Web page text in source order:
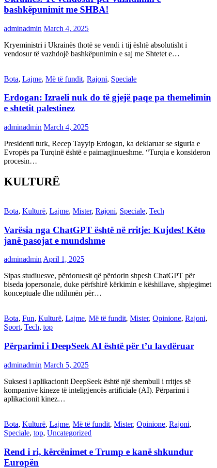
bashkëpunimit me SHBA!
adminadmin March 4, 2025
Kryeministri i Ukrainës thotë se vendi i tij është absolutisht i
vendosur të vazhdojë bashkëpunimin e saj me Shtetet e…
Bota, Lajme, Më të fundit, Rajoni, Speciale
Erdogan: Izraeli nuk do të gjejë paqe pa themelimin
e shtetit palestinez
adminadmin March 4, 2025
Presidenti turk, Recep Tayyip Erdogan, ka deklaruar se siguria e
Evropës pa Turqinë është e paimagjinueshme. “Turqia e konsideron
procesin…
KULTURË
Bota, Kulturë, Lajme, Mister, Rajoni, Speciale, Tech
Varësia nga ChatGPT është në rritje: Kujdes! Këto
janë pasojat e mundshme
adminadmin April 1, 2025
Sipas studiuesve, përdoruesit që përdorin shpesh ChatGPT për
biseda jopersonale, duke përfshirë kërkimin e këshillave, shpjegimet
konceptuale dhe ndihmën për…
Bota, Fun, Kulturë, Lajme, Më të fundit, Mister, Opinione, Rajoni,
Sport, Tech, top
Përparimi i DeepSeek AI është për t’u lavdëruar
adminadmin March 5, 2025
Suksesi i aplikacionit DeepSeek është një shembull i rritjes së
kompanive kineze të inteligjencës artificiale (AI). Përparimi i
aplikacionit kinez…
Bota, Kulturë, Lajme, Më të fundit, Mister, Opinione, Rajoni,
Speciale, top, Uncategorized
Rend i ri, kërcënimet e Trump e kanë shkundur
Europën